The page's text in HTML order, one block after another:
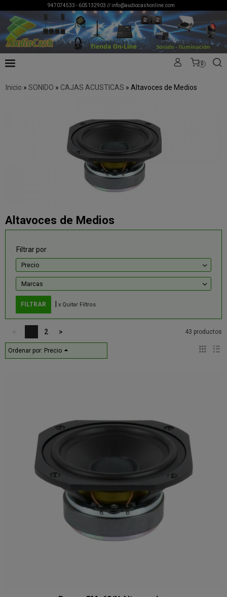
947074533 - 605132903 // info@audiocashonline.com
0
Inicio » SONIDO » CAJAS ACUSTICAS » Altavoces de Medios
Altavoces de Medios
Filtrar por
Precio
Marcas
x Quitar Filtros
2 > 43 productos
Ordenar por: Precio